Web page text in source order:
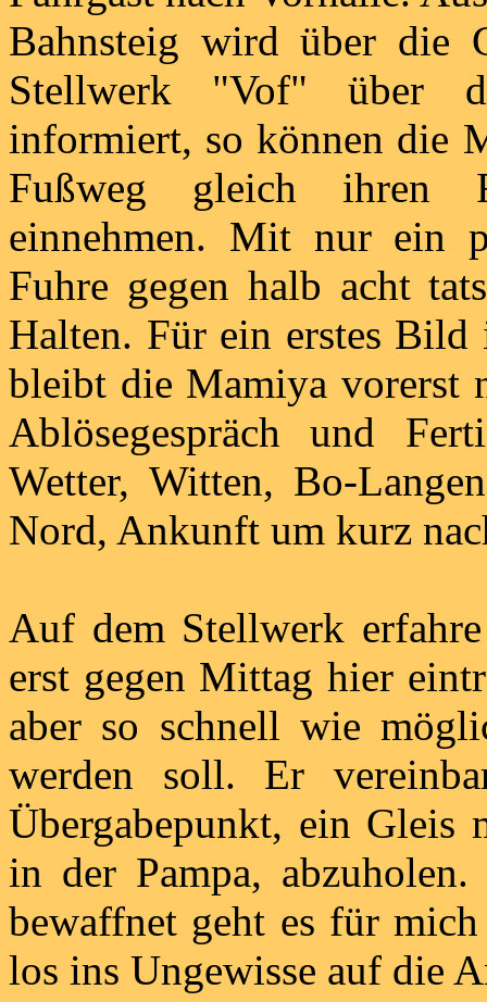
Bahnsteig wird über die
Stellwerk "Vof" über
informiert, so können die
Fußweg gleich ihren
einnehmen. Mit nur ein
Fuhre gegen halb acht
Halten. Für ein erstes
bleibt die Mamiya vorerst
Ablösegespräch und
Wetter, Witten, Bo-
Nord, Ankunft um kurz
Auf dem Stellwerk
erst gegen Mittag hier
aber so schnell wie
werden soll. Er
Übergabepunkt, ein Gleis
in der Pampa,
bewaffnet geht es für
los ins Ungewisse auf die